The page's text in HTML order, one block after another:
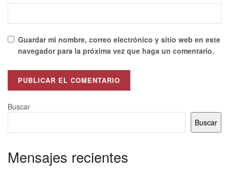
Guardar mi nombre, correo electrónico y sitio web en este
navegador para la próxima vez que haga un comentario.
Alternative:
Buscar
Buscar
Mensajes recientes